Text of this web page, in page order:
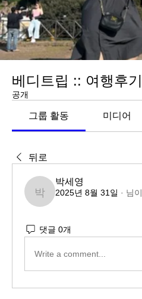
베디트립 :: 여행후기
공개
그룹 활동 미디어
뒤로
박세영
박세영
2025년 8월 31일 · 님
댓글 0개
Write a comment...